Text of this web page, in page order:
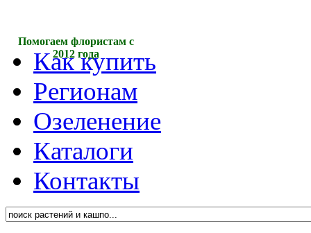
Помогаем флористам с
2012 года
Как купить
Регионам
Озеленение
Каталоги
Контакты